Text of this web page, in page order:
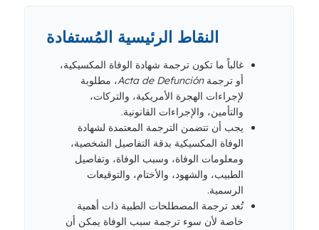
النقاط الرئيسية المُستفادة
غالباً ما تكون ترجمة شهادة الوفاة المكسيكية،
أو ترجمة Acta de Defunción، مطلوبة
لإجراءات الهجرة الأمريكية، والتركات،
والتأمين، والإجراءات القانونية.
يجب أن تتضمن الترجمة المعتمدة لشهادة
الوفاة المكسيكية بدقة التفاصيل الشخصية،
ومعلومات الوفاة، وسبب الوفاة، وتفاصيل
الطبيب، والشهود، والأختام، والتوقيعات
الرسمية.
تُعد ترجمة المصطلحات الطبية ذات أهمية
خاصة لأن سوء ترجمة سبب الوفاة يمكن أن